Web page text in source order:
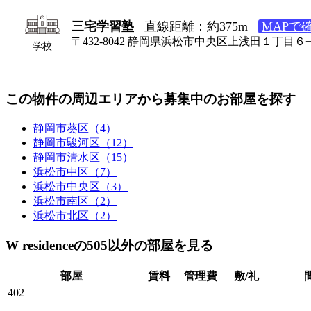
学校
三宅学習塾 直線距離：約375m MAPで
〒432-8042 静岡県浜松市中央区上浅田１丁目６
この物件の周辺エリアから募集中のお部屋を探す
静岡市葵区（4）
静岡市駿河区（12）
静岡市清水区（15）
浜松市中区（7）
浜松市中央区（3）
浜松市南区（2）
浜松市北区（2）
W residenceの505以外の部屋を見る
部屋 賃料 管理費 敷/礼
402